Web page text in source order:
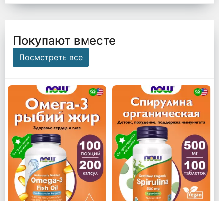
Покупают вместе
Посмотреть все